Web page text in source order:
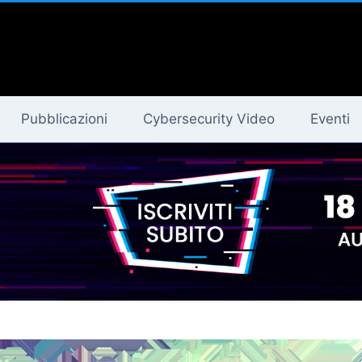
Pubblicazioni Cybersecurity Video Eventi